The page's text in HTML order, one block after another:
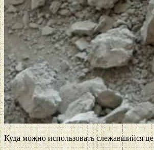
Куда можно использовать слежавшийся